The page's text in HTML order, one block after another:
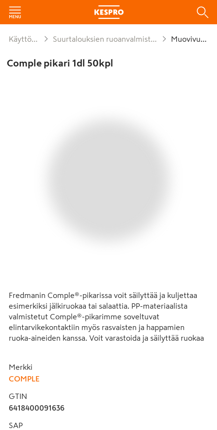
Käyttötavara Suurtalouksien ruoanvalmistusmateriaalit Muovivuoat
Comple pikari 1dl 50kpl
Fredmanin Comple®-pikarissa voit säilyttää ja kuljettaa
esimerkiksi jälkiruokaa tai salaattia. PP-materiaalista
valmistetut Comple®-pikarimme soveltuvat
elintarvikekontaktiin myös rasvaisten ja happamien
ruoka-aineiden kanssa. Voit varastoida ja säilyttää ruokaa
100°C 15 minuutin ajan.
Pikari on yhteensopiva tuotteen 9158 / GTIN
6418401691583 Comple® pikarin kansi kanssa.
Merkki
COMPLE
GTIN
6418400091636
SAP